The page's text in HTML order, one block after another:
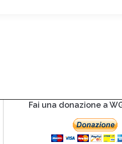
Fai una donazione a